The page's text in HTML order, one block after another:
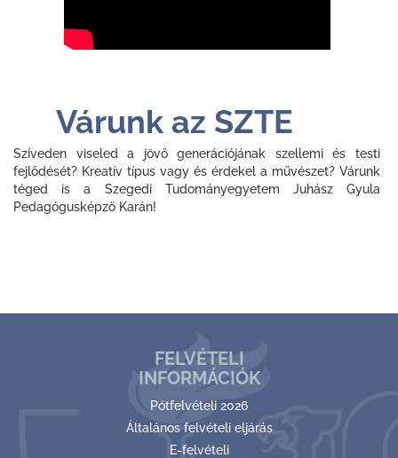
Várunk az SZTE
Szíveden viseled a jövő generációjának szellemi és testi
fejlődését? Kreatív típus vagy és érdekel a művészet? Várunk
téged is a Szegedi Tudományegyetem Juhász Gyula
Pedagógusképző Karán!
FELVÉTELI
INFORMÁCIÓK
Pótfelvételi 2026
Általános felvételi eljárás
E-felvételi